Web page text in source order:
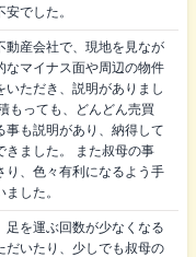
でした。
動産会社で、現地を見なが
なマイナス面や周辺の物件
いただき、説明がありまし
もっても、どんどん売買
事も説明があり、納得して
きました。 また叔母の事
り、色々有利になるよう手
した。
足を運ぶ回数が少なくなる
だいたり、少しでも叔母の